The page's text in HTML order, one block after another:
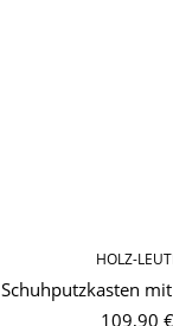
HOLZ-
Schuhputzkasten
109,90 €